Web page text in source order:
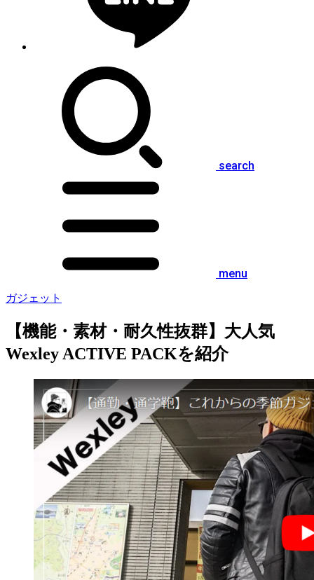
search
menu
ガジェット
【機能・素材・耐久性抜群】大人気
Wexley ACTIVE PACKを紹介